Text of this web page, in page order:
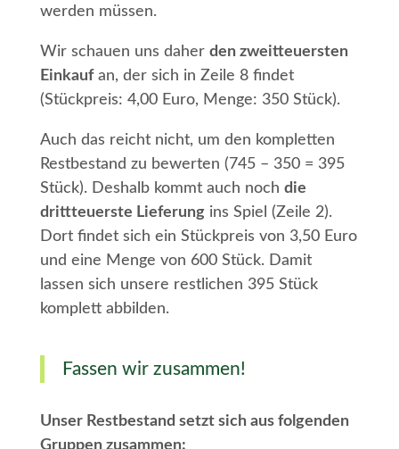
werden müssen.
Wir schauen uns daher den zweitteuersten
Einkaufan, der sich in Zeile 8 findet
(Stückpreis: 4,00 Euro, Menge: 350 Stück).
Auch das reicht nicht, um den kompletten
Restbestand zu bewerten (745 – 350 = 395
Stück). Deshalb kommt auch noch die
drittteuerste Lieferungins Spiel (Zeile 2).
Dort findet sich ein Stückpreis von 3,50 Euro
und eine Menge von 600 Stück. Damit
lassen sich unsere restlichen 395 Stück
komplett abbilden.
Fassen wir zusammen!
Unser Restbestand setzt sich aus folgenden
Gruppen zusammen: